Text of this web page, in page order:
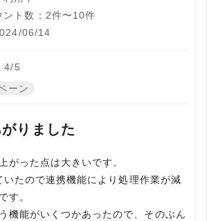
ント数：2件〜10件
06/14
4/5
ーン
りました
がった点は大きいです。
たので連携機能により処理作業が減
す。
機能がいくつかあったので、そのぶん